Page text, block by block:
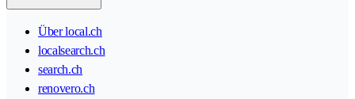
Über local.ch
localsearch.ch
search.ch
renovero.ch